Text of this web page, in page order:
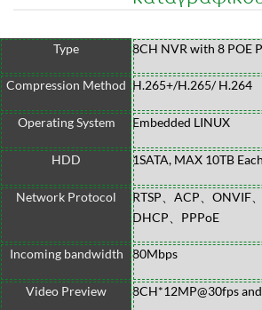
Type 8CH NVR with 8 POE
Compression Method H.265+/H.265/ H.264
Operating System Embedded LINUX
HDD 1SATA, MAX 10TB Each
Network Protocol
RTSP、ACP、ONVIF
DHCP、PPPoE
Incoming bandwidth 80Mbps
Video Preview 8CH*12MP@30fps